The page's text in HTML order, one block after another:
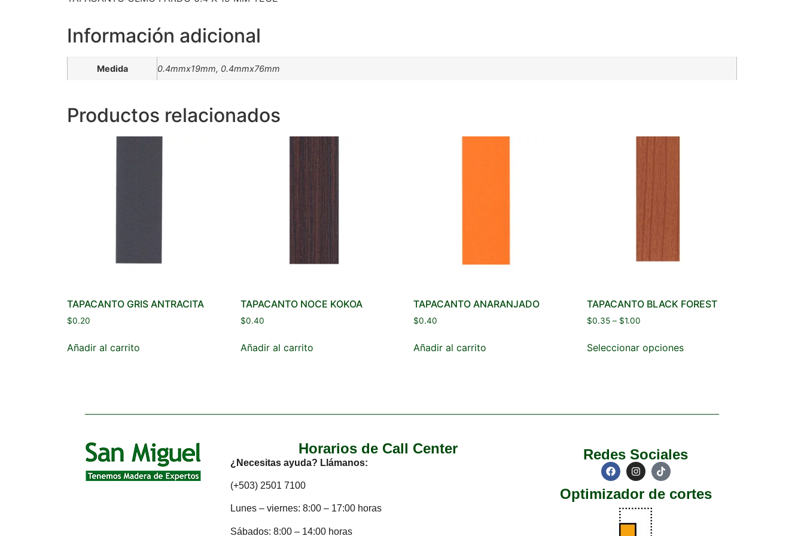
Información adicional
Medida 0.4mmx19mm, 0.4mmx76mm
Productos relacionados
TAPACANTO GRIS ANTRACITA
$0.20
Añadir al carrito
TAPACANTO NOCE KOKOA
$0.40
Añadir al carrito
TAPACANTO ANARANJADO
$0.40
Añadir al carrito
TAPACANTO BLACK FOREST
$0.35– $1.00
Seleccionar opciones
Horarios de Call Center
¿Necesitas ayuda? Llámanos:
(+503) 2501 7100
Lunes – viernes: 8:00 – 17:00 horas
Sábados: 8:00 – 14:00 horas
Redes Sociales
Optimizador de cortes